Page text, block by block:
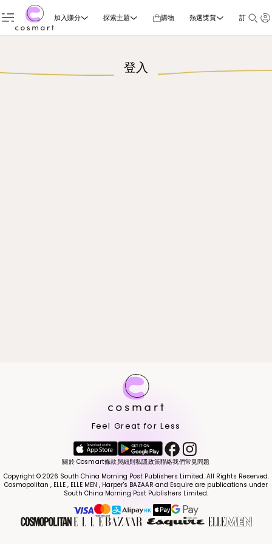
加入賺分 探索主題 購物 熱選獎賞 訂閱雜誌
登入
Feel Great for Less
關於 Cosmart條款與細則私隱政策聯絡我們常見問題
Copyright © 2026 South China Morning Post Publishers Limited. All Rights Reserved.
Cosmopolitan , ELLE , ELLE MEN , Harper's BAZAAR and Esquire are publications under
South China Morning Post Publishers Limited.